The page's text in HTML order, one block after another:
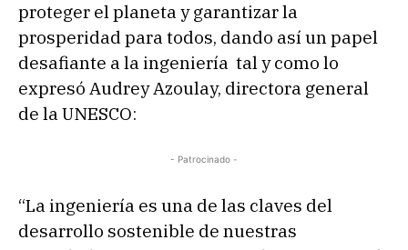
proteger el planeta y garantizar la
prosperidad para todos, dando así un papel
desafiante a la ingeniería tal y como lo
expresó Audrey Azoulay, directora general
de la UNESCO:
- Patrocinado -
“La ingeniería es una de las claves del
desarrollo sostenible de nuestras